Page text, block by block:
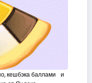
кешбэка баллами и